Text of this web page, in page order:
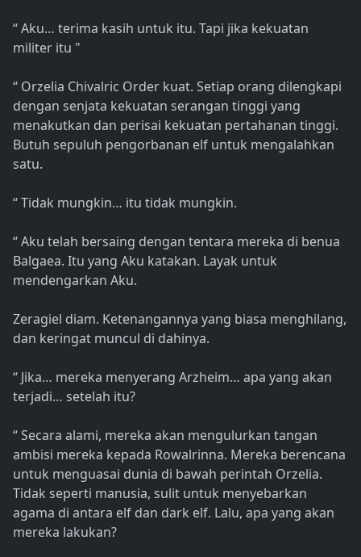
“ Aku… terima kasih untuk itu. Tapi jika kekuatan
militer itu "
“ Orzelia Chivalric Order kuat. Setiap orang dilengkapi
dengan senjata kekuatan serangan tinggi yang
menakutkan dan perisai kekuatan pertahanan tinggi.
Butuh sepuluh pengorbanan elf untuk mengalahkan
satu.
“ Tidak mungkin… itu tidak mungkin.
“ Aku telah bersaing dengan tentara mereka di benua
Balgaea. Itu yang Aku katakan. Layak untuk
mendengarkan Aku.
Zeragiel diam. Ketenangannya yang biasa menghilang,
dan keringat muncul di dahinya.
“ Jika… mereka menyerang Arzheim… apa yang akan
terjadi… setelah itu?
“ Secara alami, mereka akan mengulurkan tangan
ambisi mereka kepada Rowalrinna. Mereka berencana
untuk menguasai dunia di bawah perintah Orzelia.
Tidak seperti manusia, sulit untuk menyebarkan
agama di antara elf dan dark elf. Lalu, apa yang akan
mereka lakukan?